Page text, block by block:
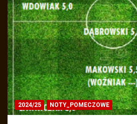
2024/25 NOTY_POMECZOWE